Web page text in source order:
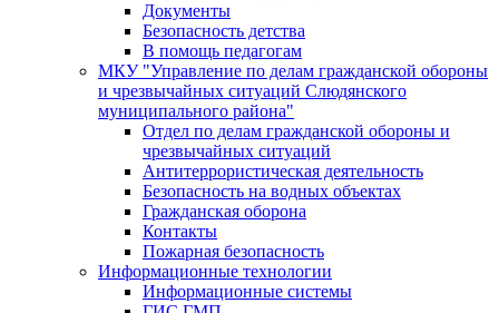
Документы
Безопасность детства
В помощь педагогам
МКУ "Управление по делам гражданской обороны
и чрезвычайных ситуаций Слюдянского
муниципального района"
Отдел по делам гражданской обороны и
чрезвычайных ситуаций
Антитеррористическая деятельность
Безопасность на водных объектах
Гражданская оборона
Контакты
Пожарная безопасность
Информационные технологии
Информационные системы